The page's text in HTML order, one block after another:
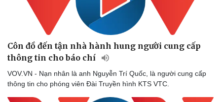
Vì cộng đồng
Chuyển đổi số
Côn đồ đến tận nhà hành hung người cung cấp
thông tin cho báo chí
VOV.VN - Nạn nhân là anh Nguyễn Trí Quốc, là người cung cấp
thông tin cho phóng viên Đài Truyền hình KTS VTC.